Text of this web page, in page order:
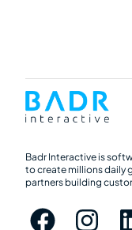
Badr Interactive is
to create millions daily
partners building